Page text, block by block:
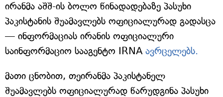
ირანმა აშშ-ის ბოლო წინადადებაზე პასუხი
პაკისტანის შუამავლებს ოფიციალურად გადასცა
— ინფორმაციას ირანის ოფიციალური
საინფორმაციო სააგენტო IRNA ავრცელებს.
მათი ცნობით, თეირანმა პაკისტანელ
შუამავლებს ოფიციალურად წარუდგინა პასუხი